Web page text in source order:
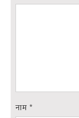
नाम *